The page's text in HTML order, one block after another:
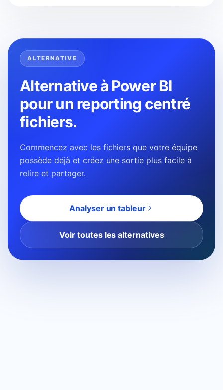
ALTERNATIVE
Alternative à Power BI
pour un reporting centré
fichiers.
Commencez avec les fichiers que votre équipe
possède déjà et créez une sortie plus facile à
relire et partager.
Analyser un tableur
Voir toutes les alternatives